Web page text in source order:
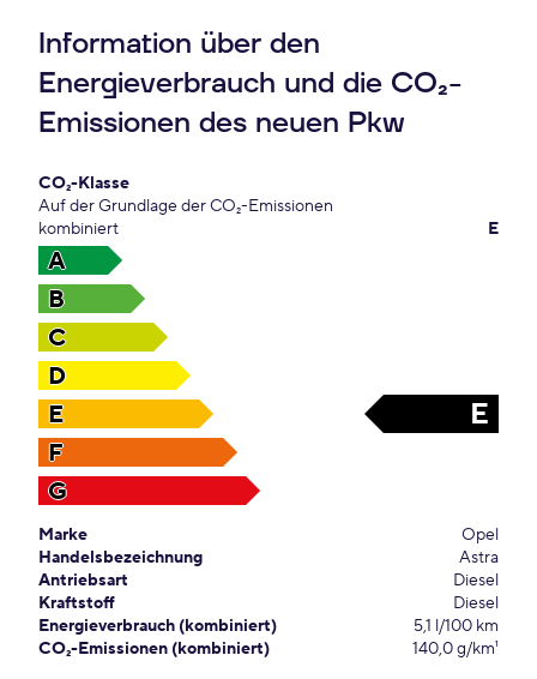
Information über den
Energieverbrauch und die CO₂-
Emissionen des neuen Pkw
CO₂-Klasse
Auf der Grundlage der CO₂-Emissionen
kombiniert
E
A
B
C
D
E
E
F
G
Marke
Opel
Handelsbezeichnung
Astra
Antriebsart
Diesel
Kraftstoff
Diesel
Energieverbrauch (kombiniert)
5,1 l/100 km
CO₂-Emissionen (kombiniert)
140,0 g/km¹